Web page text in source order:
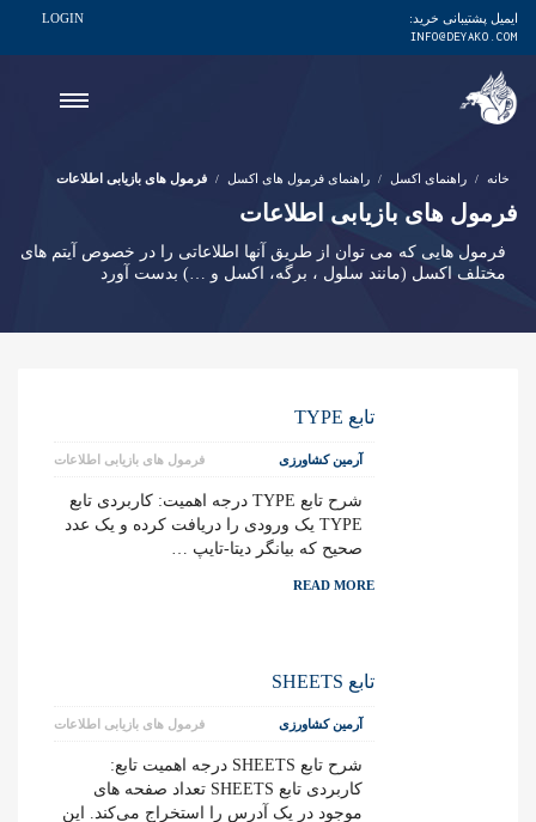
ایمیل پشتیبانی خرید:
INFO@DEYAKO.COM
LOGIN
خانه راهنمای اکسل راهنمای فرمول های اکسل فرمول های بازیابی اطلاعات
فرمول های بازیابی اطلاعات
فرمول هایی که می توان از طریق آنها اطلاعاتی را در خصوص آیتم های
مختلف اکسل (مانند سلول ، برگه، اکسل و …) بدست آورد
تابع TYPE
فرمول های بازیابی اطلاعات آرمین کشاورزی
شرح تابع TYPE درجه اهمیت: کاربردی تابع
TYPE یک ورودی را دریافت کرده و یک عدد
صحیح که بیانگر دیتا-تایپ …
READ MORE
تابع SHEETS
فرمول های بازیابی اطلاعات آرمین کشاورزی
شرح تابع SHEETS درجه اهمیت تابع:
کاربردی تابع SHEETS تعداد صفحه های
موجود در یک آدرس را استخراج می‌کند. این